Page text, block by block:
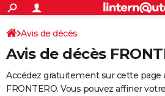
ACTUALITÉS
Politique
Société
Faits Divers
Education
Monde
Villes
+
SPORT
Coupe du monde 2026
Football
Tennis
Cyclisme
Rugby
Forum
Programme TV
TNT
Streaming
Cinéma
Sorties cinéma
Musique
+
FINANCE
Avis de décès
Avis de décès
Accédez gratuitement sur cette page
FRONTERO. Vous pouvez affiner